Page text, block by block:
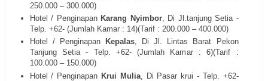
250.000 – 300.000)
Hotel / Penginapan Karang Nyimbor, Di Jl.tanjung Setia -
Telp. +62- (Jumlah Kamar : 14)(Tarif : 200.000 – 400.000)
Hotel / Penginapan
Kepalas, Di Jl. Lintas Barat Pekon
Tanjung Setia - Telp. +62- (Jumlah Kamar : 6)(Tarif :
100.000 – 150.000)
Hotel / Penginapan Krui Mulia, Di Pasar krui - Telp. +62-